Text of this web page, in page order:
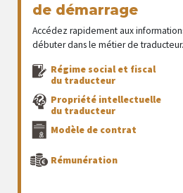
de démarrage
Accédez rapidement aux
débuter dans le métier de traducteur.
Régime social et fiscal
du traducteur
Propriété intellectuelle
du traducteur
Modèle de contrat
Rémunération